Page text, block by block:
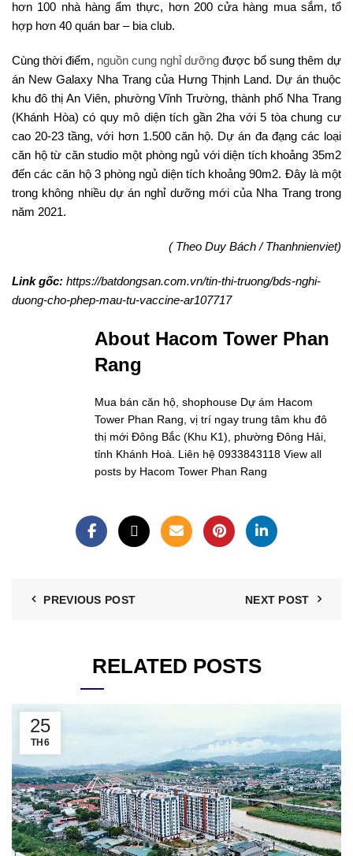
hơn 100 nhà hàng ẩm thực, hơn 200 cửa hàng mua sắm, tổ
hợp hơn 40 quán bar – bia club.
Cùng thời điểm, nguồn cung nghỉ dưỡng được bổ sung thêm dự
án New Galaxy Nha Trang của Hưng Thịnh Land. Dự án thuộc
khu đô thị An Viên, phường Vĩnh Trường, thành phố Nha Trang
(Khánh Hòa) có quy mô diện tích gần 2ha với 5 tòa chung cư
cao 20-23 tầng, với hơn 1.500 căn hộ. Dự án đa đạng các loại
căn hộ từ căn studio một phòng ngủ với diện tích khoảng 35m2
đến các căn hộ 3 phòng ngủ diện tích khoảng 90m2. Đây là một
trong không nhiều dự án nghỉ dưỡng mới của Nha Trang trong
năm 2021.
( Theo Duy Bách / Thanhnienviet)
Link gốc: https://batdongsan.com.vn/tin-thi-truong/bds-nghi-
duong-cho-phep-mau-tu-vaccine-ar107717
About Hacom Tower Phan
Rang
Mua bán căn hộ, shophouse Dự ám Hacom
Tower Phan Rang, vị trí ngay trung tâm khu đô
thị mới Đông Bắc (Khu K1), phường Đông Hải,
tỉnh Khánh Hoà. Liên hệ 0933843118 View all
posts by Hacom Tower Phan Rang
PREVIOUS POST NEXT POST
RELATED POSTS
25
TH6